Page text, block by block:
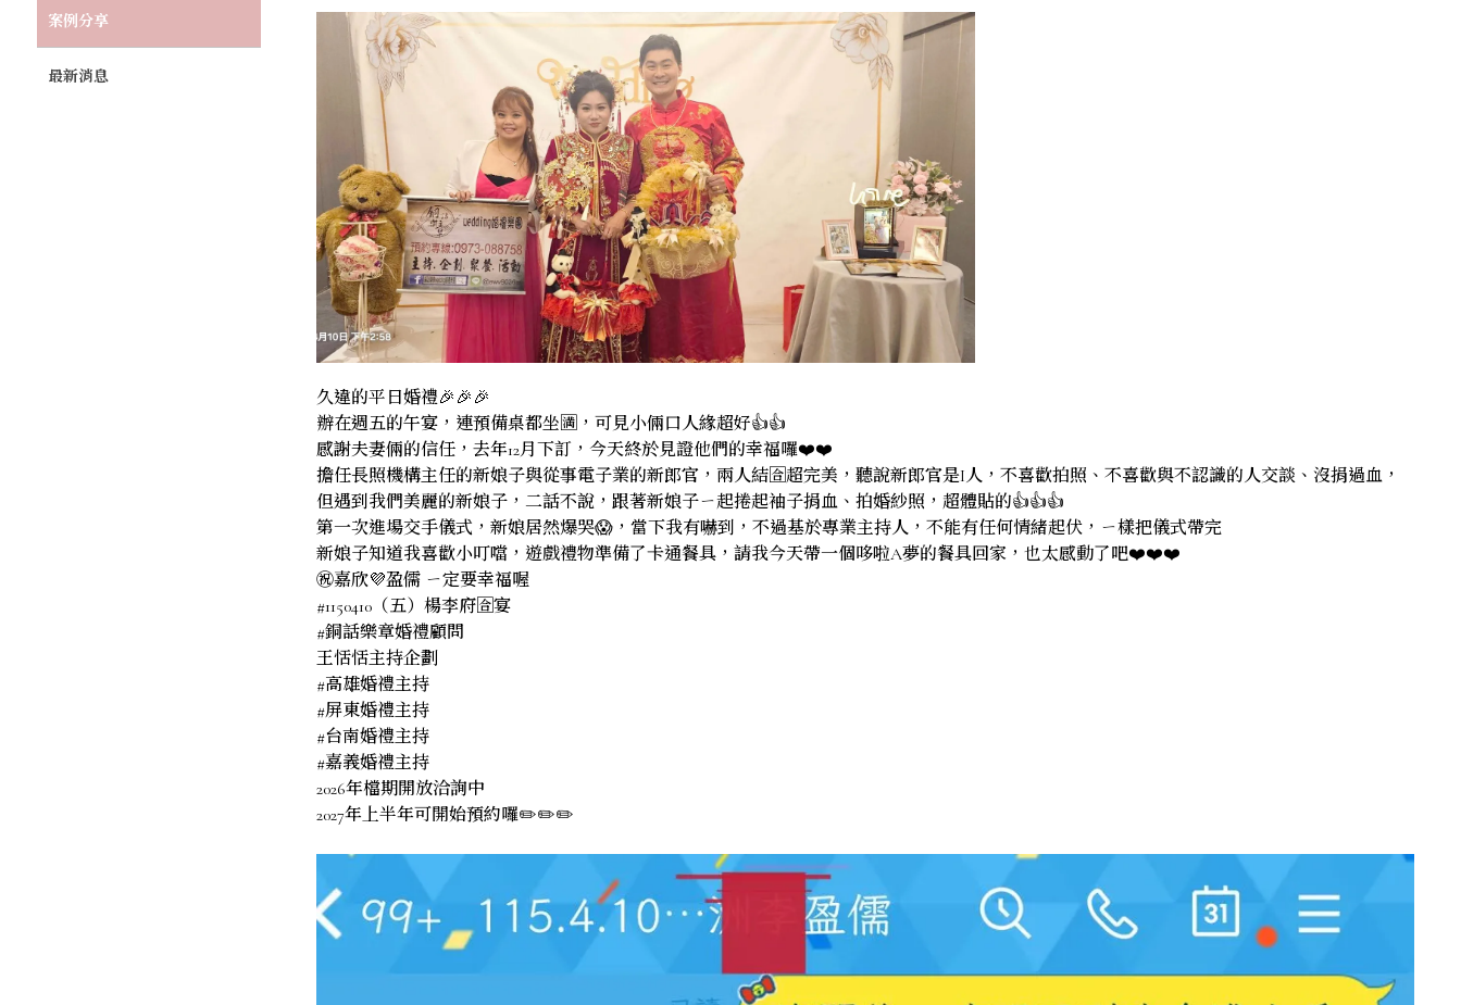
案例分享
最新消息
久違的平日婚禮🎉🎉🎉
辦在週五的午宴，連預備桌都坐🈵，可見小倆口人緣超好👍👍
感謝夫妻倆的信任，去年12月下訂，今天終於見證他們的幸福囉❤️❤️
擔任長照機構主任的新娘子與從事電子業的新郎官，兩人結🈴超完美，聽說新郎官是I人，不喜歡拍照、不喜歡與不認識的人交談、沒捐過血，
但遇到我們美麗的新娘子，二話不說，跟著新娘子ㄧ起捲起袖子捐血、拍婚紗照，超體貼的👍👍👍
第一次進場交手儀式，新娘居然爆哭😱，當下我有嚇到，不過基於專業主持人，不能有任何情緒起伏，ㄧ樣把儀式帶完
新娘子知道我喜歡小叮噹，遊戲禮物準備了卡通餐具，請我今天帶一個哆啦A夢的餐具回家，也太感動了吧❤️❤️❤️
㊗️嘉欣💜盈儒 ㄧ定要幸福喔
#1150410（五）楊李府🈴宴
#銅話樂章婚禮顧問
王恬恬主持企劃
#高雄婚禮主持
#屏東婚禮主持
#台南婚禮主持
#嘉義婚禮主持
2026年檔期開放洽詢中
2027年上半年可開始預約囉✏️✏️✏️